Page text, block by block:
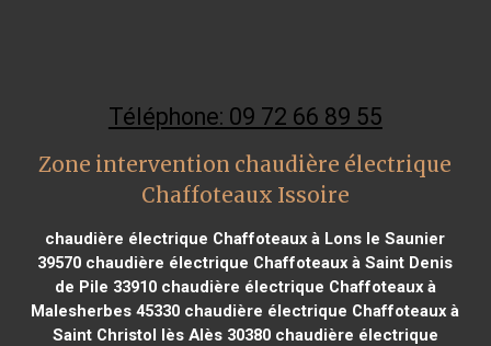
Téléphone: 09 72 66 89 55
Zone intervention chaudière électrique
Chaffoteaux Issoire
chaudière électrique Chaffoteaux à Lons le Saunier
39570 chaudière électrique Chaffoteaux à Saint Denis
de Pile 33910chaudière électrique Chaffoteaux à
Malesherbes 45330 chaudière électrique Chaffoteaux à
Saint Christol lès Alès 30380chaudière électrique